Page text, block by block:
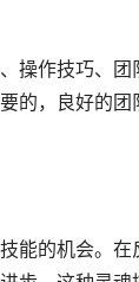
操作技巧、
的，良好的
能的机会。